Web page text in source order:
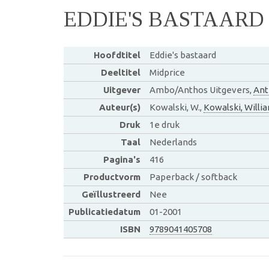
EDDIE'S BASTAARD
Hoofdtitel
Eddie's bastaard
Deeltitel
Midprice
Uitgever
Ambo/Anthos Uitgevers,
Auteur(s)
Kowalski, W., Kowalski,
Druk
1e druk
Taal
Nederlands
Pagina's
416
Productvorm
Paperback / softback
Geïllustreerd
Nee
Publicatiedatum
01-2001
ISBN
9789041405708